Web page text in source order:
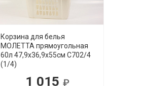
Корзина для белья
МОЛЕТТА прямоугольная
60л 47,9х36,9х55см С702/4
(1/4)
1 015